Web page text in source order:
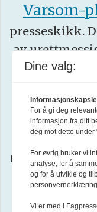
Varsom-
presseskikk.
av
til åta
Pressens
mot mediene
Dine valg:
For å gi deg
informasjon fra ditt
deg mot dette under
For øvrig bruker vi
analyse, for å
og for å utvikle og
Vi er med i